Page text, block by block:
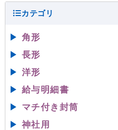
▶ 角形
▶ 長形
▶ 洋形
▶ 給与明細書
▶ マチ付き封筒
▶ 神社用